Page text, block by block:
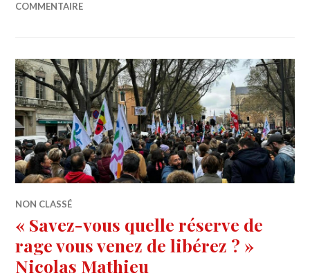
COMMENTAIRE
NON CLASSÉ
« Savez-vous quelle réserve de
rage vous venez de libérez ? »
Nicolas Mathieu